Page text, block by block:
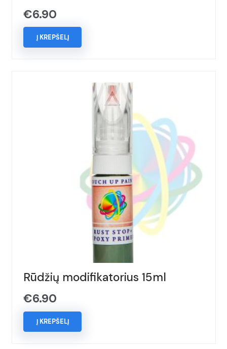
€6.90
Į KREPŠELĮ
Rūdžių modifikatorius 15ml
€6.90
Į KREPŠELĮ